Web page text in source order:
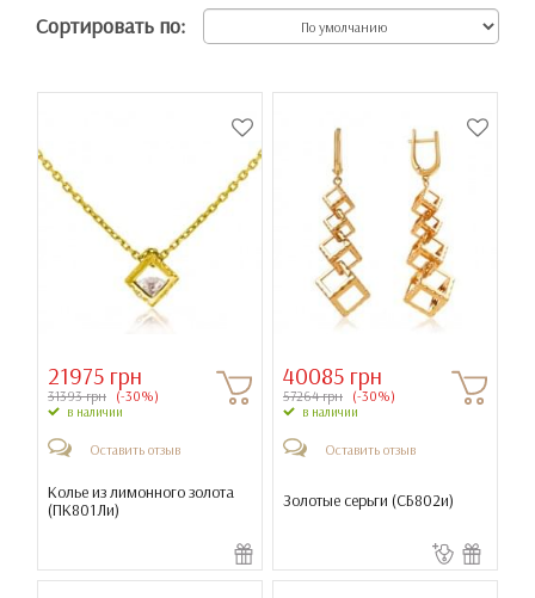
Сортировать по:
21975 грн
31393 грн (-30%)
в наличии
Оставить отзыв
Колье из лимонного золота
(ПК801Ли)
40085 грн
57264 грн (-30%)
в наличии
Оставить отзыв
Золотые серьги (СБ802и)